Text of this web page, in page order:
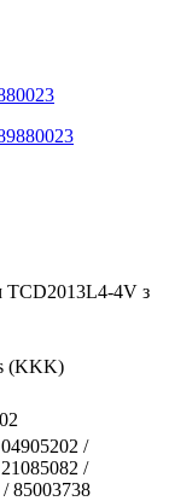
TCD2013L4-4V з
(KKK)
/
/
85003738